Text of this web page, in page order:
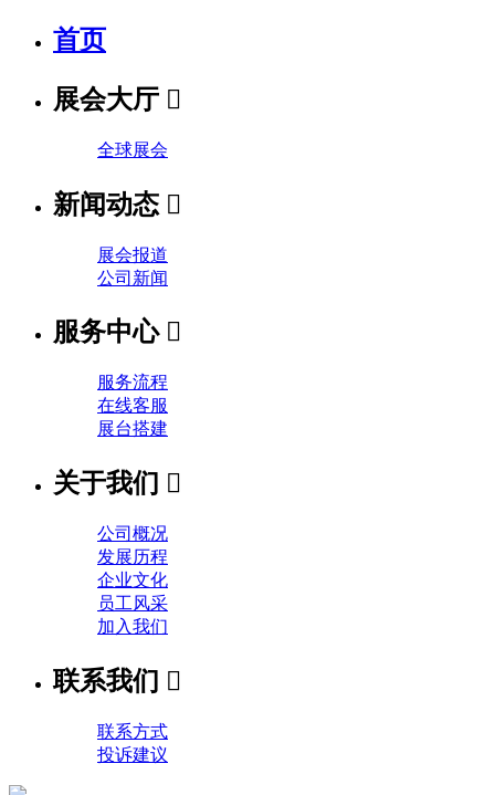
首页
展会大厅 
全球展会
新闻动态 
展会报道
公司新闻
服务中心 
服务流程
在线客服
展台搭建
关于我们 
公司概况
发展历程
企业文化
员工风采
加入我们
联系我们 
联系方式
投诉建议